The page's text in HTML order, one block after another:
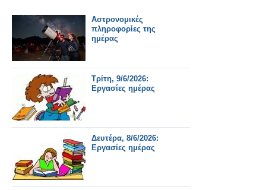
Αστρονομικές
πληροφορίες της
ημέρας
Τρίτη, 9/6/2026:
Εργασίες ημέρας
Δευτέρα, 8/6/2026:
Εργασίες ημέρας